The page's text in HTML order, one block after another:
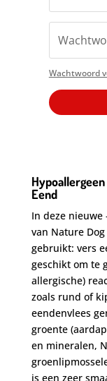
Wachtwoord
Eend
In deze nieuwe
van Nature
gebruikt: vers
geschikt om te
allergische)
zoals rund of
eendenvlees
groente
en mineralen,
is een zeer